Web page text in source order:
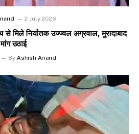
2 July 2026
से मिले निर्यातक उज्ज्वल अग्रवाल, मुरादाबाद
उठाई
By Ashish Anand